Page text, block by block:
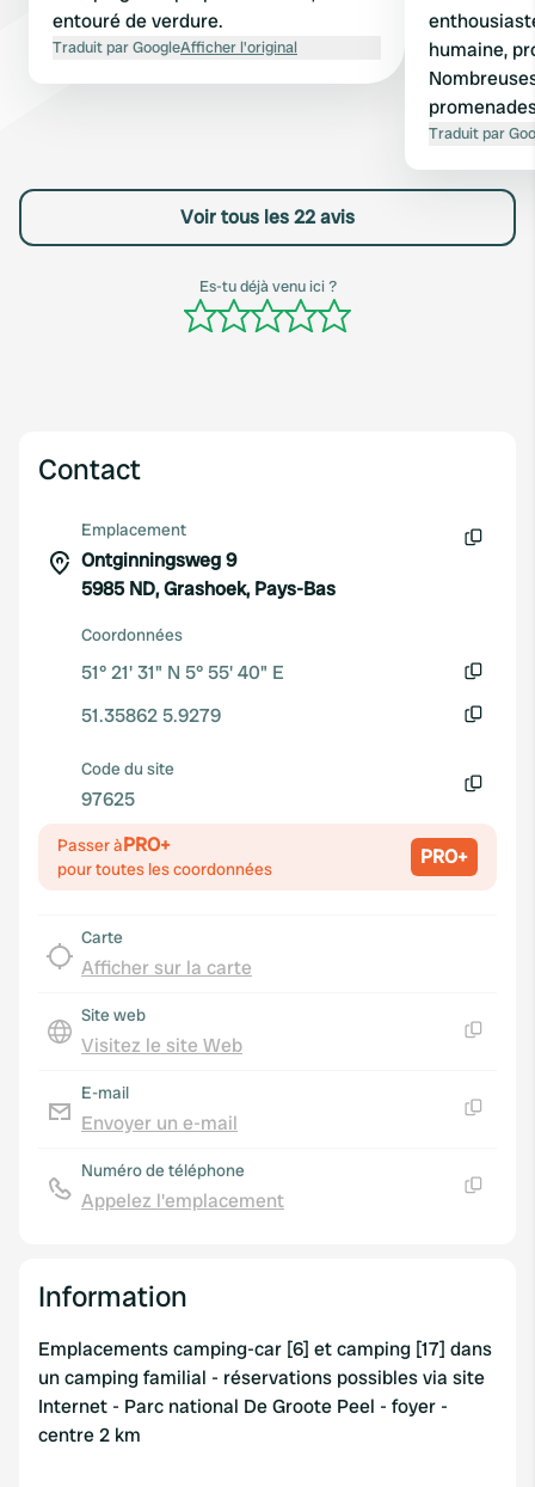
entouré de verdure.
Traduit par GoogleAfficher l'original
humaine,
sur le
camping-
Traduit par
Voir tous les 22 avis
Es-tu déjà venu ici ?
Contact
Emplacement
Ontginningsweg 9
5985 ND, Grashoek, Pays-Bas
Coordonnées
51° 21' 31" N 5° 55' 40" E
51.35862 5.9279
Code du site
97625
Passer àPRO+
pour toutes les coordonnées PRO+
Carte
Afficher sur la carte
Site web
Visitez le site Web
E-mail
Envoyer un e-mail
Numéro de téléphone
Appelez l'emplacement
Information
Emplacements camping-car [6] et camping [17] dans
un camping familial - réservations possibles via site
Internet - Parc national De Groote Peel - foyer -
centre 2 km